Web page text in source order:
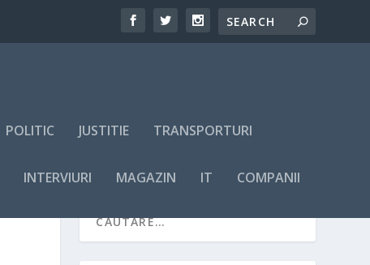
POLITIC JUSTITIE TRANSPORTURI
INTERVIURI MAGAZIN IT COMPANII